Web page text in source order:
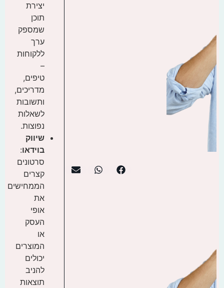
יצירת
תוכן
שמספק
ערך
ללקוחות
–
טיפים,
מדריכים,
ותשובות
לשאלות
נפוצות.
שיווק
בוידאו:
סרטונים
קצרים
הממחישים
את
אופי
העסק
או
המוצרים
יכולים
להניב
תוצאות